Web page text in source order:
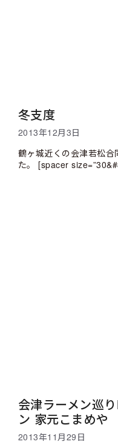
冬支度
2013年12月3日
鶴ヶ城近くの会津若松
た。 [spacer
会津ラーメン巡
ン 家元こまめや
2013年11月29日